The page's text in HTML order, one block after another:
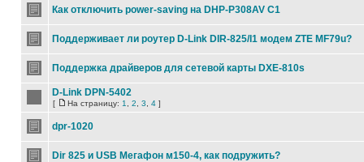
Как отключить power-saving на DHP-P308AV C1
Поддерживает ли роутер D-Link DIR-825/I1 модем ZTE MF79u?
Поддержка драйверов для сетевой карты DXE-810s
D-Link DPN-5402
[ На страницу: 1 2 3 4 ]
dpr-1020
Dir 825 и USB Мегафон м150-4, как подружить?